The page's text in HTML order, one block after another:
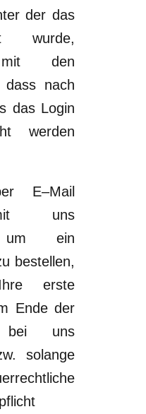
der das
wurde,
mitden
dass nach
das Login
werden
E–Mail
uns
um ein
bestellen,
erste
Ende der
bei uns
solange